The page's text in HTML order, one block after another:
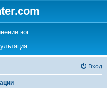
new tab)
ног(Opens a new tab)
new tab)(Opens a new tab)
Вход